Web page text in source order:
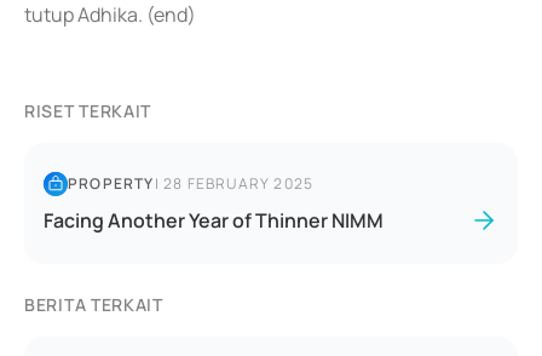
tutup Adhika. (end)
RISET TERKAIT
PROPERTY|28 FEBRUARY 2025
Facing Another Year of Thinner NIMM
BERITA TERKAIT